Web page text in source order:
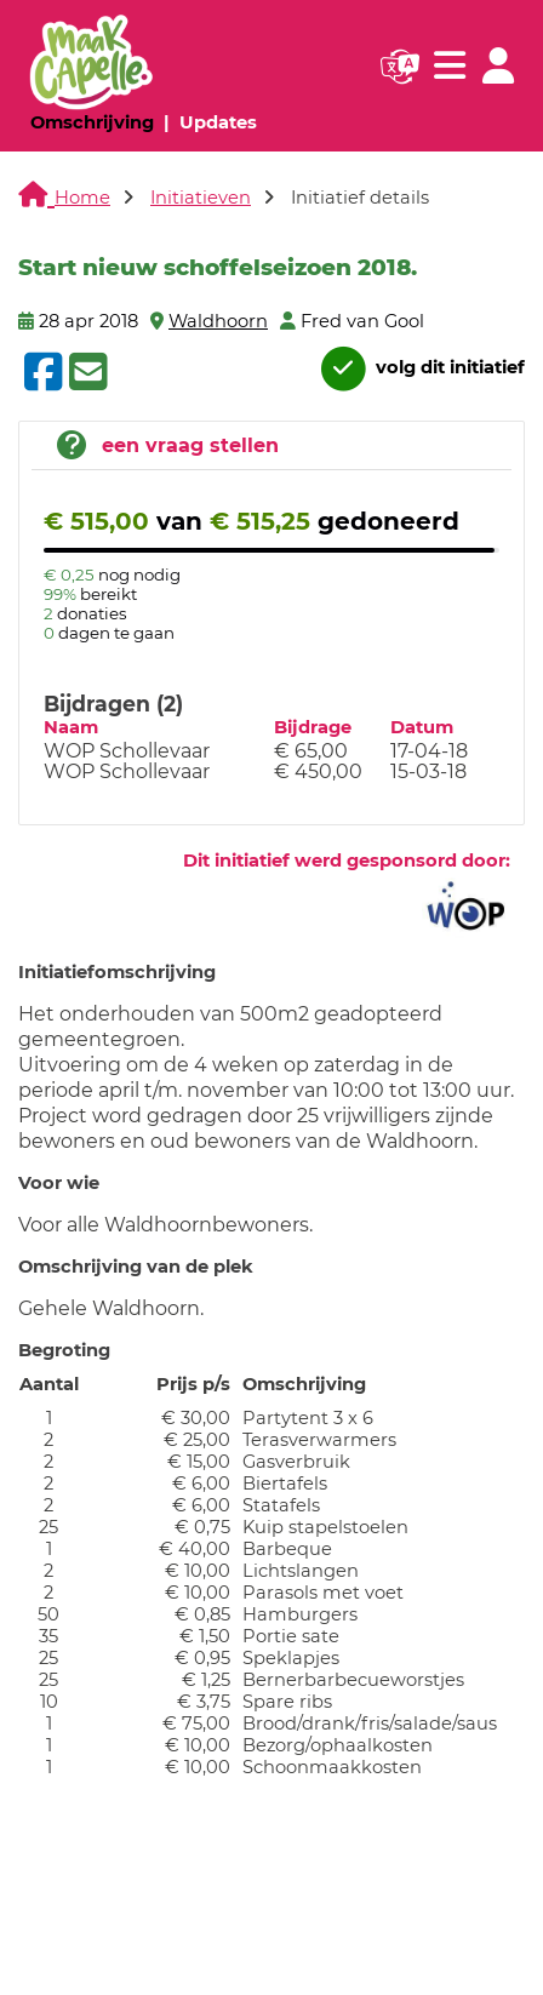
Omschrijving(huidige pagina)
Updates(huidige pagina)
Navigatie
Home Initiatieven Initiatief details
Start nieuw schoffelseizoen 2018.
28 apr 2018 Waldhoorn Fred van Gool
volg dit initiatief
een vraag stellen
€ 515,00 van € 515,25 gedoneerd
€ 0,25 nog nodig
99% bereikt
2 donaties
0 dagen te gaan
Bijdragen (2)
Naam Bijdrage Datum
WOP Schollevaar € 65,00
17-04-18
WOP Schollevaar
€ 450,00 15-03-18
Dit initiatief werd gesponsord door:
Initiatiefomschrijving
Het onderhouden van 500m2 geadopteerd
gemeentegroen.
Uitvoering om de 4 weken op zaterdag in de
periode april t/m. november van 10:00 tot 13:00 uur.
Project word gedragen door 25 vrijwilligers zijnde
bewoners en oud bewoners van de Waldhoorn.
Voor wie
Voor alle Waldhoornbewoners.
Omschrijving van de plek
Gehele Waldhoorn.
Begroting
Aantal
Prijs p/s Omschrijving
1
€ 30,00
Partytent 3 x 6
2
€ 25,00
Terasverwarmers
2
€ 15,00
Gasverbruik
2
€ 6,00
Biertafels
2
€ 6,00
Statafels
25
€ 0,75
Kuip stapelstoelen
1
€ 40,00
Barbeque
2
€ 10,00
Lichtslangen
2
€ 10,00
Parasols met voet
50
€ 0,85
Hamburgers
35
€ 1,50
Portie sate
25
€ 0,95 Speklapjes
25
€ 1,25
Bernerbarbecueworstjes
10
€ 3,75 Spare ribs
1
€ 75,00
Brood/drank/fris/salade/saus
1
€ 10,00
Bezorg/ophaalkosten
1
€ 10,00 Schoonmaakkosten